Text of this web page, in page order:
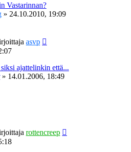
Vastarinnan?
» 24.10.2010, 19:09
asvp
ajattelinkin että...
» 14.01.2006, 18:49
rottencreep